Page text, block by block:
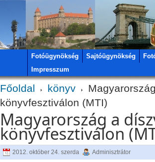
Fotóügynökség Sajtóügynökség
Impresszum
Főoldal könyv
könyvfesztiválon (MTI)
Magyarország a
könyvfesztiválon
2012. október 24. szerda Adminisztrátor